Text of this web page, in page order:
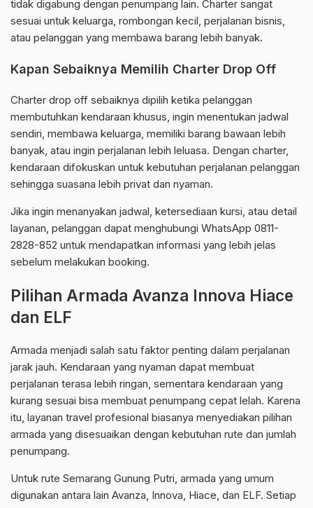
tidak digabung dengan penumpang lain. Charter sangat
sesuai untuk keluarga, rombongan kecil, perjalanan bisnis,
atau pelanggan yang membawa barang lebih banyak.
Kapan Sebaiknya Memilih Charter Drop Off
Charter drop off sebaiknya dipilih ketika pelanggan
membutuhkan kendaraan khusus, ingin menentukan jadwal
sendiri, membawa keluarga, memiliki barang bawaan lebih
banyak, atau ingin perjalanan lebih leluasa. Dengan charter,
kendaraan difokuskan untuk kebutuhan perjalanan pelanggan
sehingga suasana lebih privat dan nyaman.
Jika ingin menanyakan jadwal, ketersediaan kursi, atau detail
layanan, pelanggan dapat menghubungi WhatsApp 0811-
2828-852 untuk mendapatkan informasi yang lebih jelas
sebelum melakukan booking.
Pilihan Armada Avanza Innova Hiace
dan ELF
Armada menjadi salah satu faktor penting dalam perjalanan
jarak jauh. Kendaraan yang nyaman dapat membuat
perjalanan terasa lebih ringan, sementara kendaraan yang
kurang sesuai bisa membuat penumpang cepat lelah. Karena
itu, layanan travel profesional biasanya menyediakan pilihan
armada yang disesuaikan dengan kebutuhan rute dan jumlah
penumpang.
Untuk rute Semarang Gunung Putri, armada yang umum
digunakan antara lain Avanza, Innova, Hiace, dan ELF. Setiap